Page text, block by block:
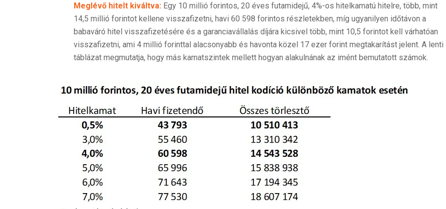
Meglévő hitelt kiváltva: Egy 10 millió forintos, 20 éves futamidejű, 4%-os hitelkamatú hitelre, több, mint
14,5 millió forintot kellene visszafizetni, havi 60 598 forintos részletekben, míg ugyanilyen időtávon a
babaváró hitel visszafizetésére és a garanciavállalás díjára kicsivel több, mint 10,5 forintot kell várhatóan
visszafizetni, ami 4 millió forinttal alacsonyabb és havonta közel 17 ezer forint megtakarítást jelent. A lenti
táblázat megmutatja, hogy más kamatszintek mellett hogyan alakulnának az imént bemutatott számok.